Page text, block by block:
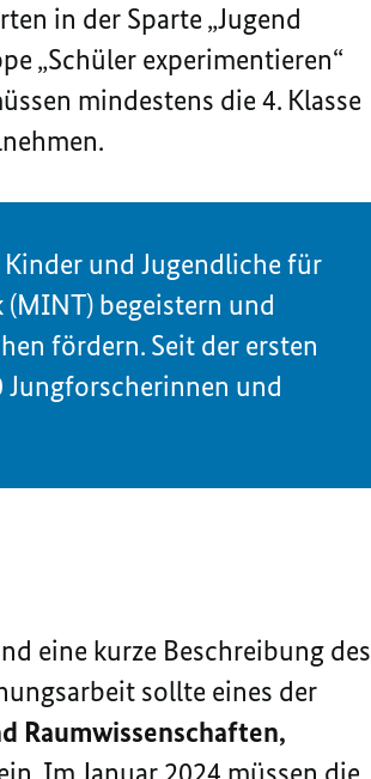
in der Sparte „Jugend
„Schüler experimentieren“
mindestens die 4. Klasse
und Jugendliche für
begeistern und
fördern. Seit der ersten
Jungforscherinnen und
eine kurze Beschreibung des
sollte eines der
Raumwissenschaften,
Im Januar 2024 müssen die